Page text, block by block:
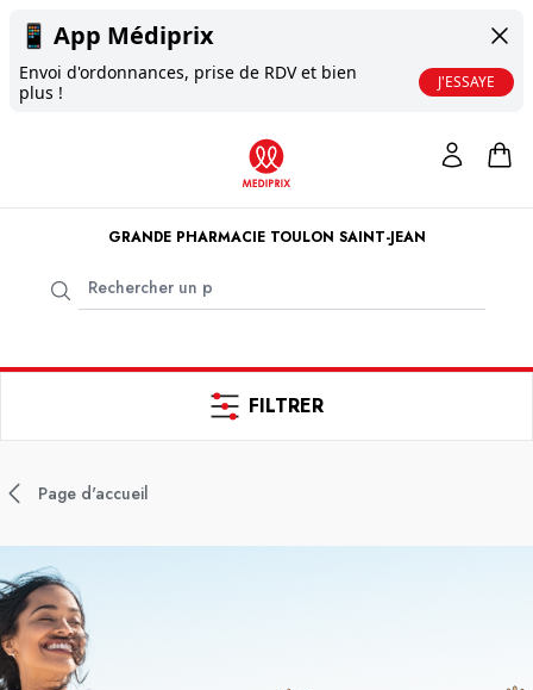
📱 App Médiprix
Envoi d'ordonnances, prise de RDV et bien
plus !
J'ESSAYE
GRANDE PHARMACIE TOULON SAINT-JEAN
FILTRER
Page d'accueil